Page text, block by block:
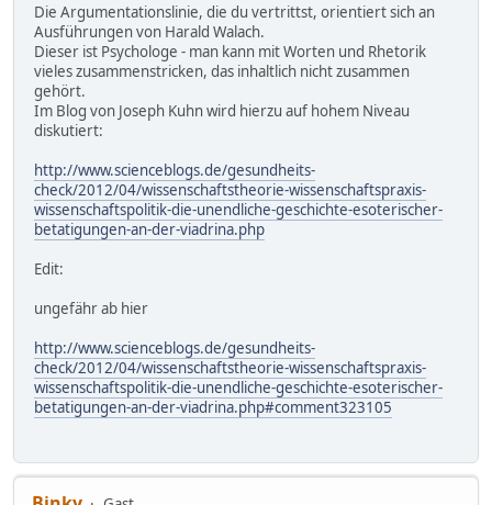
Die Argumentationslinie, die du vertrittst, orientiert sich an
Ausführungen von Harald Walach.
Dieser ist Psychologe - man kann mit Worten und Rhetorik
vieles zusammenstricken, das inhaltlich nicht zusammen
gehört.
Im Blog von Joseph Kuhn wird hierzu auf hohem Niveau
diskutiert:
http://www.scienceblogs.de/gesundheits-
check/2012/04/wissenschaftstheorie-wissenschaftspraxis-
wissenschaftspolitik-die-unendliche-geschichte-esoterischer-
betatigungen-an-der-viadrina.php
Edit:
ungefähr ab hier
http://www.scienceblogs.de/gesundheits-
check/2012/04/wissenschaftstheorie-wissenschaftspraxis-
wissenschaftspolitik-die-unendliche-geschichte-esoterischer-
betatigungen-an-der-viadrina.php#comment323105